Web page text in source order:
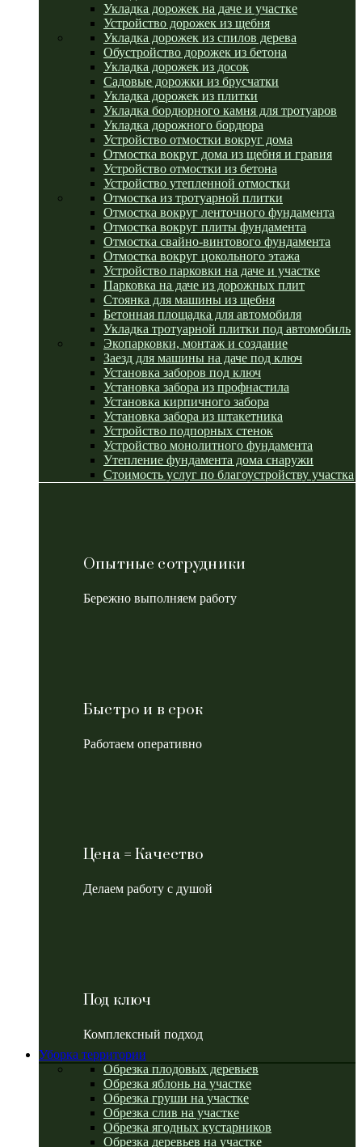
Укладка дорожек на даче и участке
Устройство дорожек из щебня
Укладка дорожек из спилов дерева
Обустройство дорожек из бетона
Укладка дорожек из досок
Садовые дорожки из брусчатки
Укладка дорожек из плитки
Укладка бордюрного камня для тротуаров
Укладка дорожного бордюра
Устройство отмостки вокруг дома
Отмостка вокруг дома из щебня и гравия
Устройство отмостки из бетона
Устройство утепленной отмостки
Отмостка из тротуарной плитки
Отмостка вокруг ленточного фундамента
Отмостка вокруг плиты фундамента
Отмостка свайно-винтового фундамента
Отмостка вокруг цокольного этажа
Устройство парковки на даче и участке
Парковка на даче из дорожных плит
Стоянка для машины из щебня
Бетонная площадка для автомобиля
Укладка тротуарной плитки под автомобиль
Экопарковки, монтаж и создание
Заезд для машины на даче под ключ
Установка заборов под ключ
Установка забора из профнастила
Установка кирпичного забора
Установка забора из штакетника
Устройство подпорных стенок
Устройство монолитного фундамента
Утепление фундамента дома снаружи
Стоимость услуг по благоустройству участка
Опытные сотрудники
Бережно выполняем работу
Быстро и в срок
Работаем оперативно
Цена = Качество
Делаем работу с душой
Под ключ
Комплексный подход
Уборка территории
Обрезка плодовых деревьев
Обрезка яблонь на участке
Обрезка груши на участке
Обрезка слив на участке
Обрезка ягодных кустарников
Обрезка деревьев на участке